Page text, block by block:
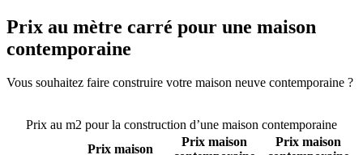
Prix au mètre carré pour une maison
contemporaine
Vous souhaitez faire construire votre maison neuve contemporaine ?
Prix au m2 pour la construction d’une maison contemporaine
Prix maison
Prix maison
Prix maison